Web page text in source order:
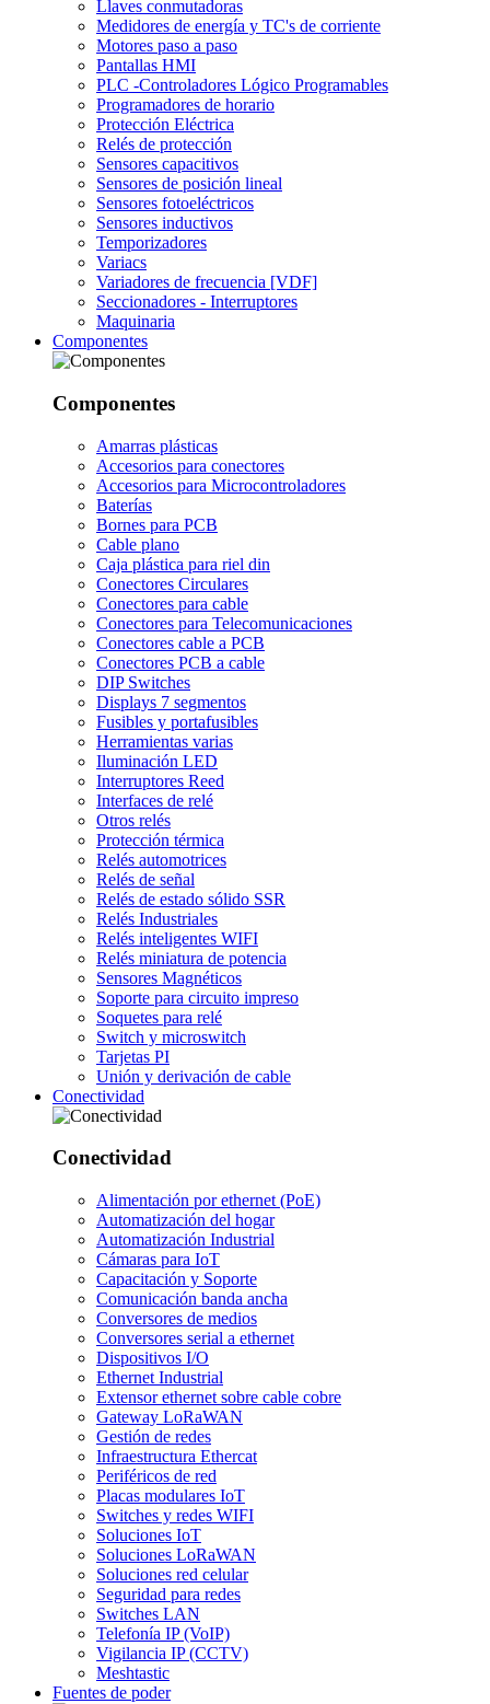
Llaves conmutadoras
Medidores de energía y TC's de corriente
Motores paso a paso
Pantallas HMI
PLC -Controladores Lógico Programables
Programadores de horario
Protección Eléctrica
Relés de protección
Sensores capacitivos
Sensores de posición lineal
Sensores fotoeléctricos
Sensores inductivos
Temporizadores
Variacs
Variadores de frecuencia [VDF]
Seccionadores - Interruptores
Maquinaria
Componentes
Componentes
Amarras plásticas
Accesorios para conectores
Accesorios para Microcontroladores
Baterías
Bornes para PCB
Cable plano
Caja plástica para riel din
Conectores Circulares
Conectores para cable
Conectores para Telecomunicaciones
Conectores cable a PCB
Conectores PCB a cable
DIP Switches
Displays 7 segmentos
Fusibles y portafusibles
Herramientas varias
Iluminación LED
Interruptores Reed
Interfaces de relé
Otros relés
Protección térmica
Relés automotrices
Relés de señal
Relés de estado sólido SSR
Relés Industriales
Relés inteligentes WIFI
Relés miniatura de potencia
Sensores Magnéticos
Soporte para circuito impreso
Soquetes para relé
Switch y microswitch
Tarjetas PI
Unión y derivación de cable
Conectividad
Conectividad
Alimentación por ethernet (PoE)
Automatización del hogar
Automatización Industrial
Cámaras para IoT
Capacitación y Soporte
Comunicación banda ancha
Conversores de medios
Conversores serial a ethernet
Dispositivos I/O
Ethernet Industrial
Extensor ethernet sobre cable cobre
Gateway LoRaWAN
Gestión de redes
Infraestructura Ethercat
Periféricos de red
Placas modulares IoT
Switches y redes WIFI
Soluciones IoT
Soluciones LoRaWAN
Soluciones red celular
Seguridad para redes
Switches LAN
Telefonía IP (VoIP)
Vigilancia IP (CCTV)
Meshtastic
Fuentes de poder